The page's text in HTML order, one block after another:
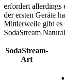
erfordert allerdings
der ersten Geräte
Mittlerweile gibt es
SodaStream
SodaStream-
Art